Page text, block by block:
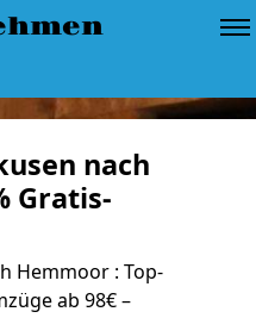
nach
Gratis-
Hemmoor : Top-
ab 98€ –